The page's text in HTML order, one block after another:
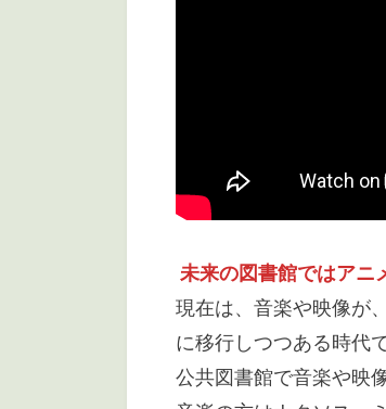
未来の図書館ではアニ
現在は、音楽や映像が
に移行しつつある時代で
公共図書館で音楽や映